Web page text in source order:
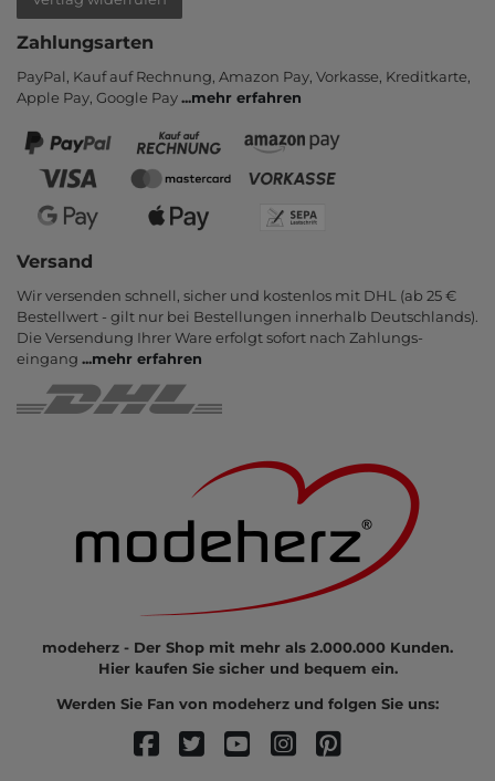
Zahlungsarten
PayPal, Kauf auf Rechnung, Amazon Pay, Vor­kasse, Kredit­karte,
Apple Pay, Google Pay...mehr erfahren
Versand
Wir versenden schnell, sicher und kostenlos mit DHL (ab 25 €
Bestell­wert - gilt nur bei Bestel­lungen inner­halb Deutsch­lands).
Die Ver­sendung Ihrer Ware er­folgt sofort nach Zahlungs­
eingang ...mehr erfahren
modeherz - Der Shop mit mehr als 2.000.000 Kunden.
Hier kaufen Sie sicher und bequem ein.
Werden Sie Fan von modeherz und folgen Sie uns: